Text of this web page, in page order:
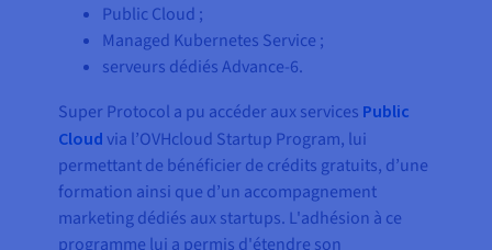
Public Cloud ;
Managed Kubernetes Service ;
serveurs dédiés Advance-6.
Super Protocol a pu accéder aux services Public
Cloud via l’OVHcloud Startup Program, lui
permettant de bénéficier de crédits gratuits, d’une
formation ainsi que d’un accompagnement
marketing dédiés aux startups. L'adhésion à ce
programme lui a permis d'étendre son